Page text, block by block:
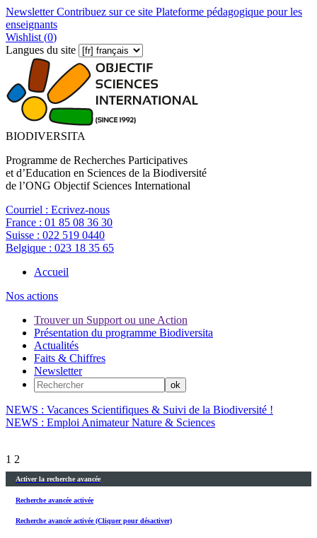
NewsletterContribuez sur ce site Plateforme pédagogique pour les
enseignants
Wishlist (0)
Langues du site
BIODIVERSITA
Programme de Recherches Participatives
et d’Education en Sciences de la Biodiversité
de l’ONG Objectif Sciences International
Courriel : Ecrivez-nous
France : 01 85 08 36 30
Suisse : 022 519 0440
Belgique : 023 18 35 65
Accueil
Nos actions
Trouver un Support ou une Action
Présentation du programme Biodiversita
Actualités
Faits & Chiffres
Newsletter
NEWS : Vacances Scientifiques & Suivi de la Biodiversité !
NEWS : Emploi Animateur Nature & Sciences
1 2
Activer la recherche avancée
Recherche avancée activée
Recherche avancée activée (Cliquer pour désactiver)